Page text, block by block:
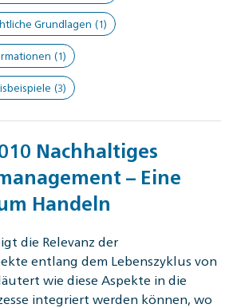
Grundlagen (1)
(1)
(3)
Nachhaltiges
– Eine
Handeln
die Relevanz der
entlang dem Lebenszyklus von
wie diese Aspekte in die
integriert werden können, wo